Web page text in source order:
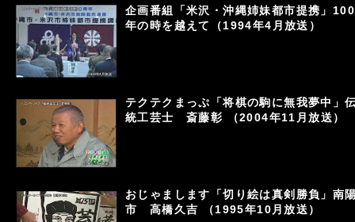
企画番組「米沢・沖縄姉妹都市提携」100
年の時を越えて（1994年4月放送）
テクテクまっぷ「将棋の駒に無我夢中」
統工芸士 斎藤彰 （2004年11月放送）
おじゃまします「切り絵は真剣勝負」南
市 高橋久吉 （1995年10月放送）